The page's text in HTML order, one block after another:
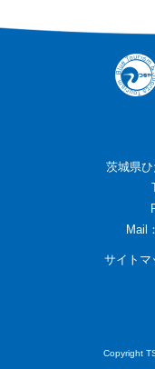
茨城県
Mail：
サイトマ
Copyright